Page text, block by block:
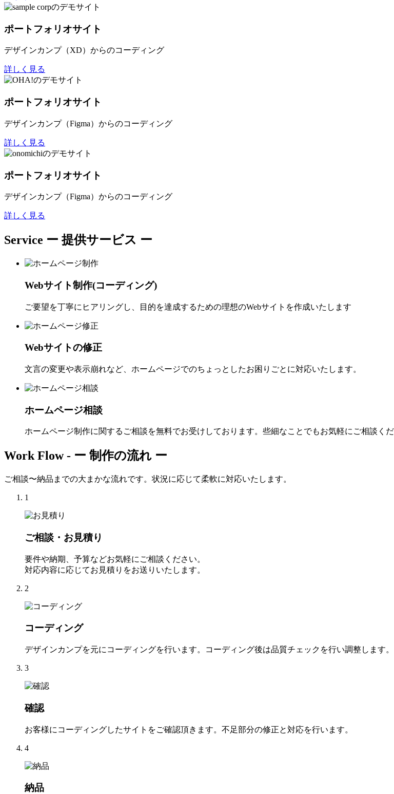
ポートフォリオサイト
デザインカンプ（XD）からのコーディング
詳しく見る
ポートフォリオサイト
デザインカンプ（Figma）からのコーディング
詳しく見る
ポートフォリオサイト
デザインカンプ（Figma）からのコーディング
詳しく見る
Service ー 提供サービス ー
Webサイト制作(コーディング)
ご要望を丁寧にヒアリングし、目的を達成するための理想のWebサイトを作成いたします
Webサイトの修正
文言の変更や表示崩れなど、ホームページでのちょっとしたお困りごとに対応いたします。
ホームページ相談
ホームページ制作に関するご相談を無料でお受けしております。些細なことでもお気軽にご相談くだ
Work Flow - ー 制作の流れ ー
ご相談〜納品までの大まかな流れです。状況に応じて柔軟に対応いたします。
1
ご相談・お見積り
要件や納期、予算などお気軽にご相談ください。
対応内容に応じてお見積りをお送りいたします。
2
コーディング
デザインカンプを元にコーディングを行います。コーディング後は品質チェックを行い調整します。
3
確認
お客様にコーディングしたサイトをご確認頂きます。不足部分の修正と対応を行います。
4
納品